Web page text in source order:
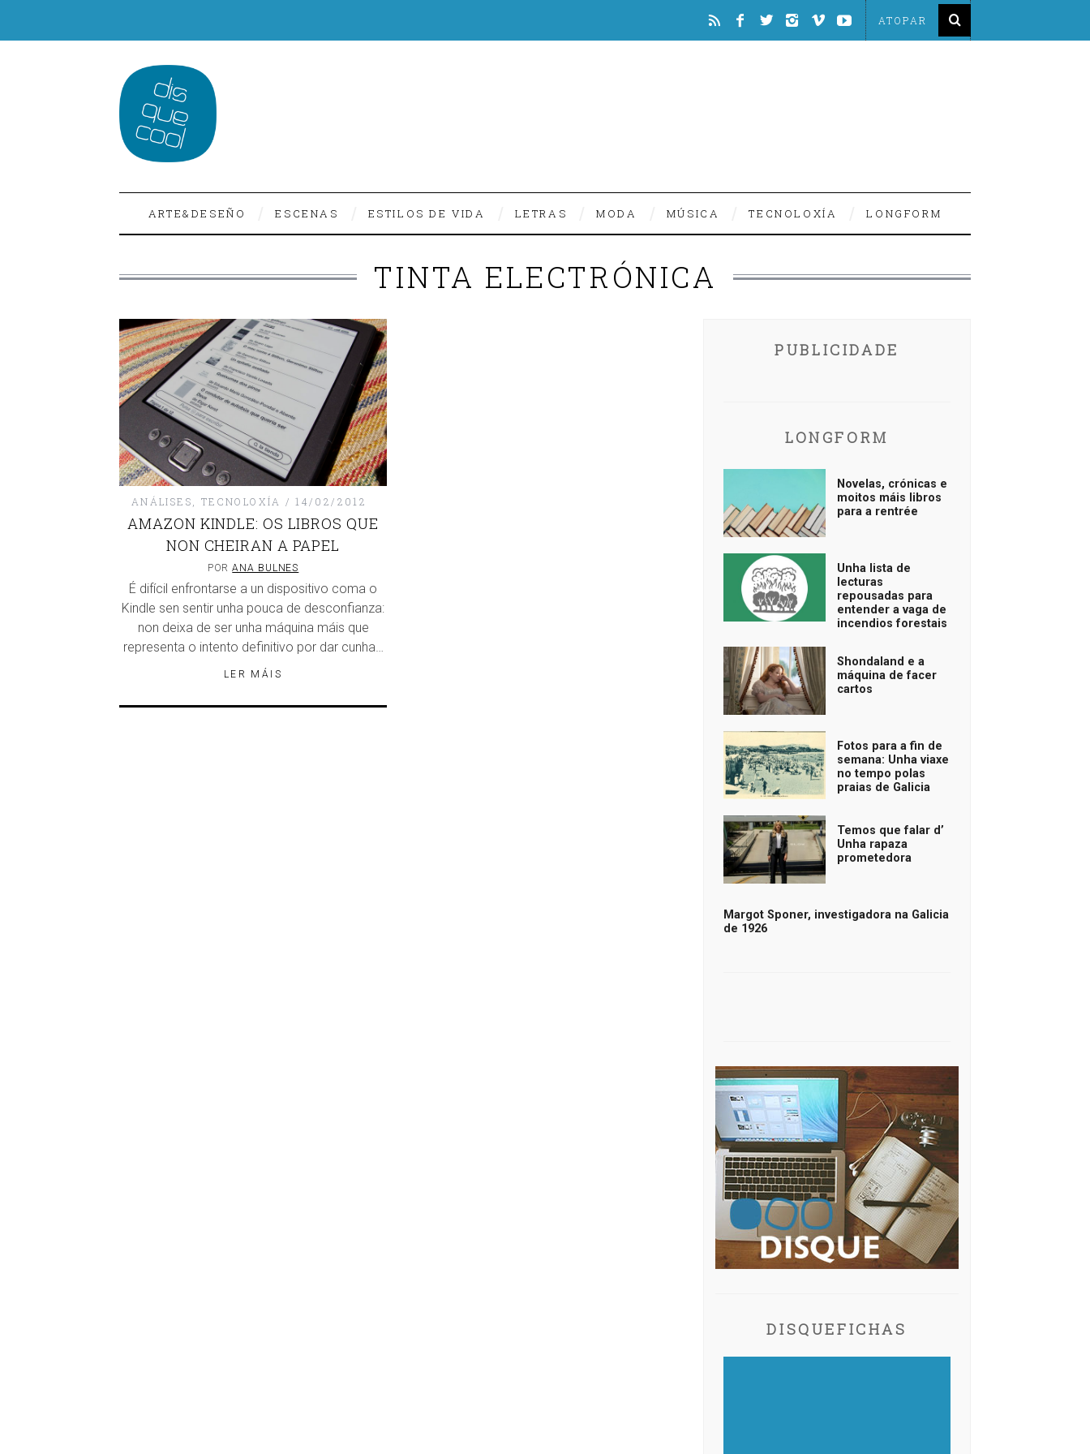
ARTE&DESEÑO ESCENAS ESTILOS DE VIDA LETRAS MODA MÚSICA TECNOLOXÍA LONGFORM
TINTA ELECTRÓNICA
ANÁLISES, TECNOLOXÍA 14/02/2012
AMAZON KINDLE: OS LIBROS QUE
NON CHEIRAN A PAPEL
PORANA BULNES
É difícil enfrontarse a un dispositivo coma o
Kindle sen sentir unha pouca de desconfianza:
non deixa de ser unha máquina máis que
representa o intento definitivo por dar cunha…
LER MÁIS
PUBLICIDADE
LONGFORM
Novelas, crónicas e
moitos máis libros
para a rentrée
Unha lista de
lecturas
repousadas para
entender a vaga de
incendios forestais
Shondaland e a
máquina de facer
cartos
Fotos para a fin de
semana: Unha viaxe
no tempo polas
praias de Galicia
Temos que falar d’
Unha rapaza
prometedora
Margot Sponer, investigadora na Galicia
de 1926
DISQUEFICHAS